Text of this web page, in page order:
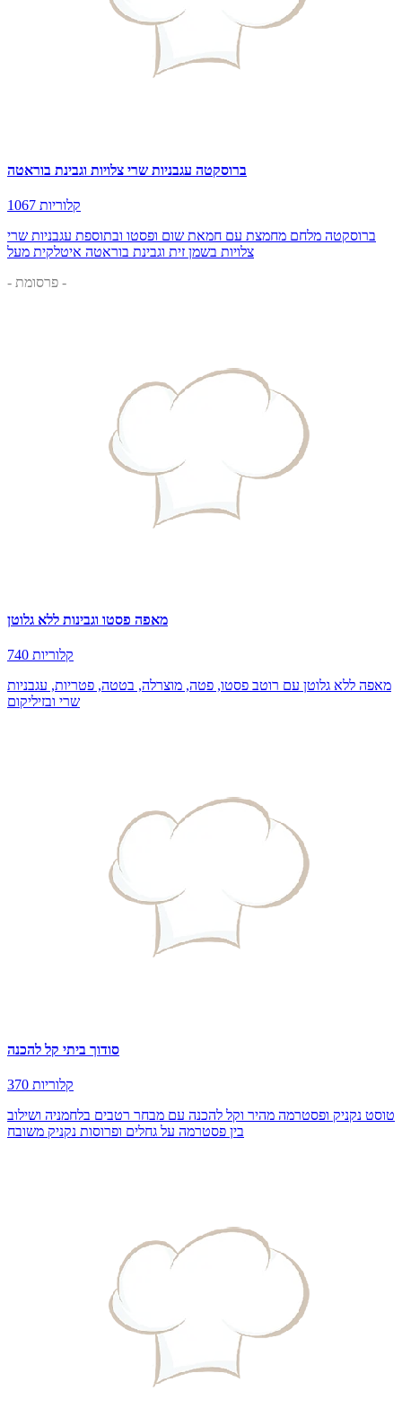
ברוסקטה עגבניות שרי צלויות וגבינת בוראטה
1067 קלוריות
ברוסקטה מלחם מחמצת עם חמאת שום ופסטו ובתוספת עגבניות שרי
צלויות בשמן זית וגבינת בוראטה איטלקית מעל
- פרסומת -
מאפה פסטו וגבינות ללא גלוטן
740 קלוריות
מאפה ללא גלוטן עם רוטב פסטו, פטה, מוצרלה, בטטה, פטריות, עגבניות
שרי ובזיליקום
סודוך ביתי קל להכנה
370 קלוריות
טוסט נקניק ופסטרמה מהיר וקל להכנה עם מבחר רטבים בלחמניה ושילוב
בין פסטרמה על גחלים ופרוסות נקניק משובח